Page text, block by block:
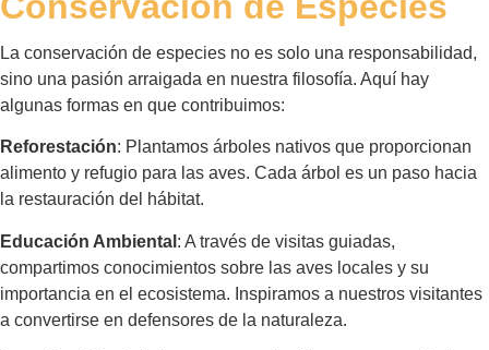
La conservación de especies no es solo una responsabilidad,
sino una pasión arraigada en nuestra filosofía. Aquí hay
algunas formas en que contribuimos:
Reforestación: Plantamos árboles nativos que proporcionan
alimento y refugio para las aves. Cada árbol es un paso hacia
la restauración del hábitat.
Educación Ambiental : A través de visitas guiadas,
compartimos conocimientos sobre las aves locales y su
importancia en el ecosistema. Inspiramos a nuestros visitantes
a convertirse en defensores de la naturaleza.